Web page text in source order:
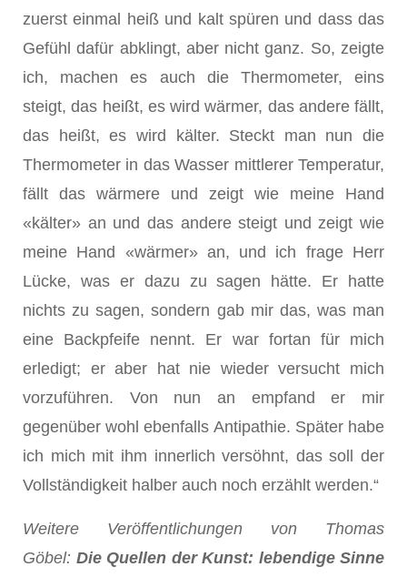
zuerst einmal heiß und kalt spüren und dass das
Gefühl dafür abklingt, aber nicht ganz. So, zeigte
ich, machen es auch die Thermometer, eins
steigt, das heißt, es wird wärmer, das andere fällt,
das heißt, es wird kälter. Steckt man nun die
Thermometer in das Wasser mittlerer Temperatur,
fällt das wärmere und zeigt wie meine Hand
«kälter» an und das andere steigt und zeigt wie
meine Hand «wärmer» an, und ich frage Herr
Lücke, was er dazu zu sagen hätte. Er hatte
nichts zu sagen, sondern gab mir das, was man
eine Backpfeife nennt. Er war fortan für mich
erledigt; er aber hat nie wieder versucht mich
vorzuführen. Von nun an empfand er mir
gegenüber wohl ebenfalls Antipathie. Später habe
ich mich mit ihm innerlich versöhnt, das soll der
Vollständigkeit halber auch noch erzählt werden.“
Weitere Veröffentlichungen von Thomas
Göbel: Die Quellen der Kunst: lebendige Sinne